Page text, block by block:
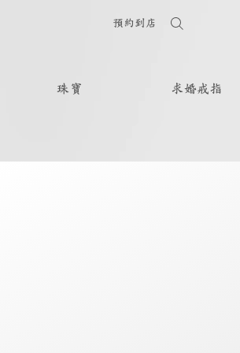
預約到店
珠寶 求婚戒指